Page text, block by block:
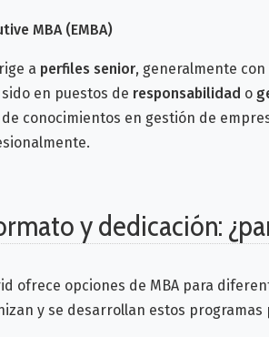
MBA (EMBA)
a perfiles senior, generalmente
sido en puestos de responsabilidad o
de conocimientos en gestión de
y dedicación:
ofrece opciones de MBA para
y se desarrollan estos